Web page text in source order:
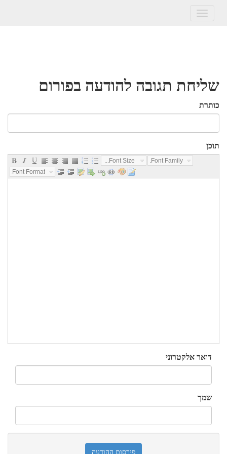
Toggle
שליחת תגובה להודעה בפורום
כותרת
תוכן
Font Size...
Font Family...
Font Format...
דואר אלקטרוני
שמך